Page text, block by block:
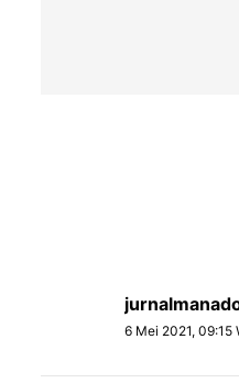
6 Mei 2021, 09:15